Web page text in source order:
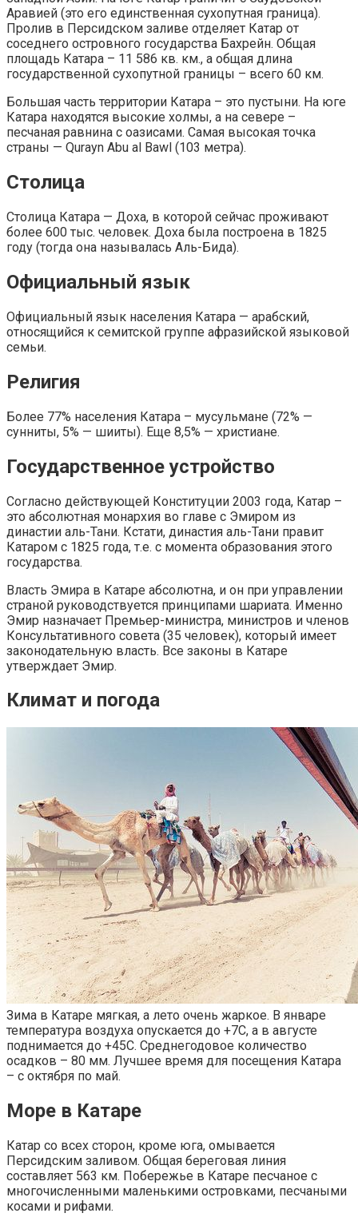
Аравией (это его единственная сухопутная граница).
Пролив в Персидском заливе отделяет Катар от
соседнего островного государства Бахрейн. Общая
площадь Катара – 11 586 кв. км., а общая длина
государственной сухопутной границы – всего 60 км.
Большая часть территории Катара – это пустыни. На юге
Катара находятся высокие холмы, а на севере –
песчаная равнина с оазисами. Самая высокая точка
страны — Qurayn Abu al Bawl (103 метра).
Столица
Столица Катара — Доха, в которой сейчас проживают
более 600 тыс. человек. Доха была построена в 1825
году (тогда она называлась Аль-Бида).
Официальный язык
Официальный язык населения Катара — арабский,
относящийся к семитской группе афразийской языковой
семьи.
Религия
Более 77% населения Катара – мусульмане (72% —
сунниты, 5% — шииты). Еще 8,5% — христиане.
Государственное устройство
Согласно действующей Конституции 2003 года, Катар –
это абсолютная монархия во главе с Эмиром из
династии аль-Тани. Кстати, династия аль-Тани правит
Катаром с 1825 года, т.е. с момента образования этого
государства.
Власть Эмира в Катаре абсолютна, и он при управлении
страной руководствуется принципами шариата. Именно
Эмир назначает Премьер-министра, министров и членов
Консультативного совета (35 человек), который имеет
законодательную власть. Все законы в Катаре
утверждает Эмир.
Климат и погода
Зима в Катаре мягкая, а лето очень жаркое. В январе
температура воздуха опускается до +7С, а в августе
поднимается до +45С. Среднегодовое количество
осадков – 80 мм. Лучшее время для посещения Катара
– с октября по май.
Море в Катаре
Катар со всех сторон, кроме юга, омывается
Персидским заливом. Общая береговая линия
составляет 563 км. Побережье в Катаре песчаное с
многочисленными маленькими островками, песчаными
косами и рифами.